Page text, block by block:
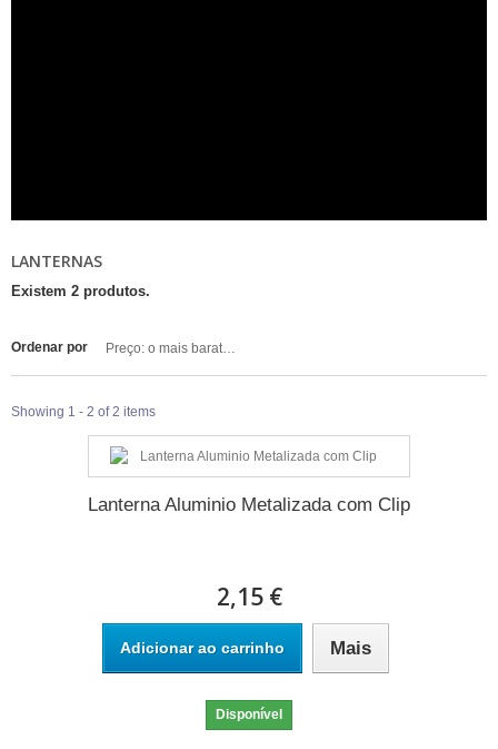
LANTERNAS
Existem 2 produtos.
Ordenar por Preço: o mais barato primeiro
Showing 1 - 2 of 2 items
Lanterna Aluminio Metalizada com Clip
2,15 €
Adicionar ao carrinho Mais
Disponível